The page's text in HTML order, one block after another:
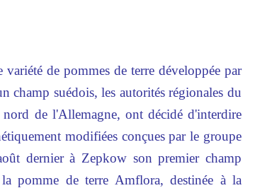
de pommes de terre développée par
champ suédois, les autorités régionales du
de l'Allemagne, ont décidé d'interdire
modifiées conçues par le groupe
dernier à Zepkow son premier champ
pomme de terre Amflora, destinée à la